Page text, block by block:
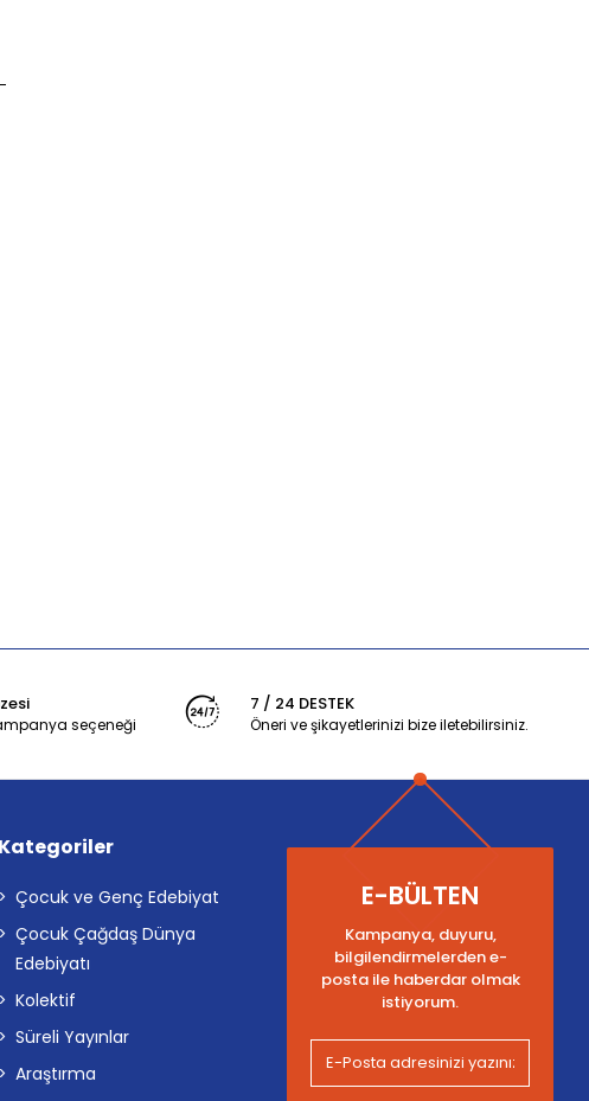
seçeneği
7 / 24 DESTEK
Öneri ve şikayetlerinizi bize iletebilirsiniz.
Kategoriler
Çocuk ve Genç Edebiyat
Çocuk Çağdaş Dünya
Edebiyatı
Kolektif
Süreli Yayınlar
Araştırma
E-BÜLTEN
Kampanya, duyuru,
bilgilendirmelerden e-
posta ile haberdar olmak
istiyorum.